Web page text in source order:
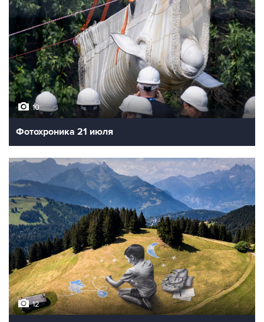
10
Фотохроника 21 июля
12